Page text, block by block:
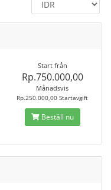
Start från
Rp.750.000,00
Månadsvis
Rp.250.000,00 Startavgift
Beställ nu